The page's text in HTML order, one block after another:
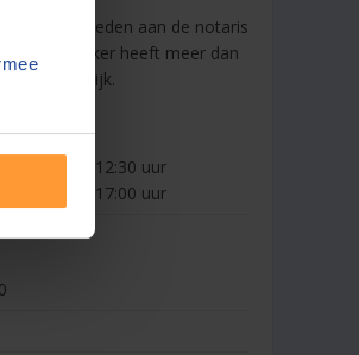
aan de notaris
medewerker heeft meer dan
goed praktijk.
09:00 - 12:30 uur
13:30 - 17:00 uur